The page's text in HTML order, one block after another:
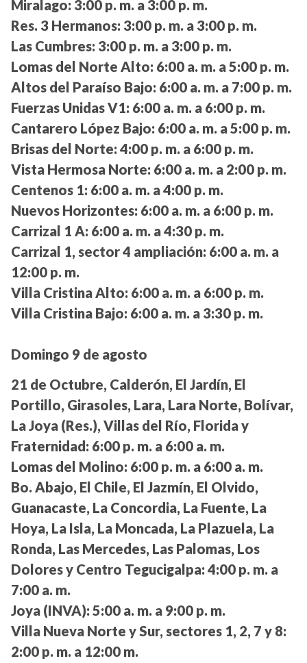
Miralago: 3:00 p. m. a 3:00 p. m.
Res. 3 Hermanos: 3:00 p. m. a 3:00 p. m.
Las Cumbres: 3:00 p. m. a 3:00 p. m.
Lomas del Norte Alto: 6:00 a. m. a 5:00 p. m.
Altos del Paraíso Bajo: 6:00 a. m. a 7:00 p. m.
Fuerzas Unidas V1: 6:00 a. m. a 6:00 p. m.
Cantarero López Bajo: 6:00 a. m. a 5:00 p. m.
Brisas del Norte: 4:00 p. m. a 6:00 p. m.
Vista Hermosa Norte: 6:00 a. m. a 2:00 p. m.
Centenos 1: 6:00 a. m. a 4:00 p. m.
Nuevos Horizontes: 6:00 a. m. a 6:00 p. m.
Carrizal 1 A: 6:00 a. m. a 4:30 p. m.
Carrizal 1, sector 4 ampliación: 6:00 a. m. a
12:00 p. m.
Villa Cristina Alto: 6:00 a. m. a 6:00 p. m.
Villa Cristina Bajo: 6:00 a. m. a 3:30 p. m.
Domingo 9 de agosto
21 de Octubre, Calderón, El Jardín, El
Portillo, Girasoles, Lara, Lara Norte, Bolívar,
La Joya (Res.), Villas del Río, Florida y
Fraternidad: 6:00 p. m. a 6:00 a. m.
Lomas del Molino: 6:00 p. m. a 6:00 a. m.
Bo. Abajo, El Chile, El Jazmín, El Olvido,
Guanacaste, La Concordia, La Fuente, La
Hoya, La Isla, La Moncada, La Plazuela, La
Ronda, Las Mercedes, Las Palomas, Los
Dolores y Centro Tegucigalpa: 4:00 p. m. a
7:00 a. m.
Joya (INVA): 5:00 a. m. a 9:00 p. m.
Villa Nueva Norte y Sur, sectores 1, 2, 7 y 8:
2:00 p. m. a 12:00 m.